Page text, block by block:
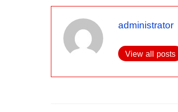
administrator
View all posts